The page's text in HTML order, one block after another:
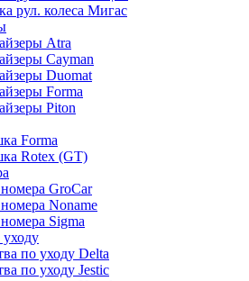
рул. колеса Мигас
Atra
Cayman
Duomat
Forma
Piton
Forma
Rotex (GT)
GroCar
Noname
Sigma
по уходу Delta
по уходу Jestic